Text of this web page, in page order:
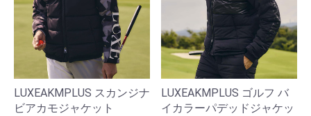
LUXEAKMPLUS スカンジナ
ビアカモジャケット
LUXEAKMPLUS ゴルフ バ
イカラーパデッドジャケッ